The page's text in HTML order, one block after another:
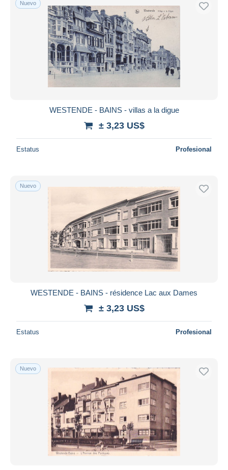
Sólo con descuento
Envío gratis
Métodos de pago
PayPal
Transferencia bancaria
Visa
Mastercard
Deseleccionar todo
Mundo entero
Aplicar
Nuevo
WESTENDE - BAINS - villas a la digue
± 3,23 US$
Estatus Profesional
Nuevo
WESTENDE - BAINS - résidence Lac aux Dames
± 3,23 US$
Estatus Profesional
Nuevo